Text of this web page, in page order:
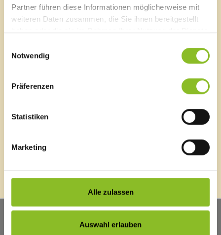
Partner führen diese Informationen möglicherweise mit
weiteren Daten zusammen, die Sie ihnen bereitgestellt
haben oder die sie im Rahmen Ihrer Nutzung der Dienste
Notwendig
Präferenzen
Statistiken
Marketing
Alle zulassen
Auswahl erlauben
Schnellzugriff
Veröffentlichungsportal
Ortsplan
Veranstaltungskalender
Mediathek